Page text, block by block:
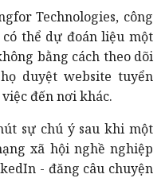
Technologies, công
thể dự đoán liệu một
bằng cách theo dõi
duyệt website tuyển
đến nơi khác.
sự chú ý sau khi một
xã hội nghề nghiệp
- đăng câu chuyện